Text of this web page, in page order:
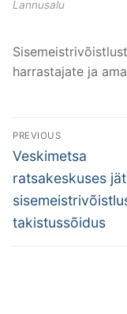
Lannusalu
harrastajate ja
Post
navigation
PREVIOUS
Previous
post:
Veskimetsa
ratsakeskuses
takistussõidus